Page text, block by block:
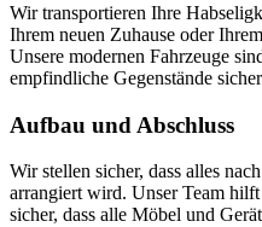
Wir transportieren Ihre
Ihrem neuen Zuhause oder
Unsere modernen Fahrzeuge
empfindliche Gegenstände
Aufbau und Abschluss
Wir stellen sicher, dass alles
arrangiert wird. Unser Team
sicher, dass alle Möbel und